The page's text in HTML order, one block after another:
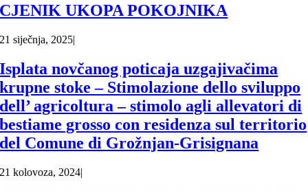
CJENIK UKOPA POKOJNIKA
21 siječnja, 2025|
Isplata novčanog poticaja uzgajivačima
krupne stoke – Stimolazione dello sviluppo
dell’ agricoltura – stimolo agli allevatori di
bestiame grosso con residenza sul territorio
del Comune di Grožnjan-Grisignana
21 kolovoza, 2024|